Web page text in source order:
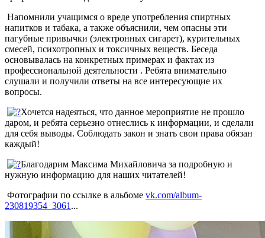
Напомнили учащимся о вреде употребления спиртных
напитков и табака, а также объяснили, чем опасны эти
пагубные привычки (электронных сигарет), курительных
смесей, психотропных и токсичных веществ. Беседа
основывалась на конкретных примерах и фактах из
профессиональной деятельности . Ребята внимательно
слушали и получили ответы на все интересующие их
вопросы.
Хочется надеяться, что данное мероприятие не прошло
даром, и ребята серьезно отнеслись к информации, и сделали
для себя выводы. Соблюдать закон и знать свои права обязан
каждый!
Благодарим Максима Михайловича за подробную и
нужную информацию для наших читателей!
Фотографии по ссылке в альбоме vk.com/album-
230819354_3061 ...